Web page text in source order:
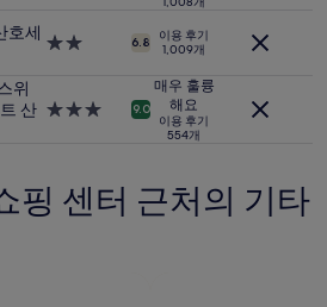
설
숙
설
호세 2.0
숙
6.8
이용 후기
1,009개
위
산 3.0
박
시
9.0
매우 훌륭
해요
이용 후기
554개
핑 센터 근처의 기타